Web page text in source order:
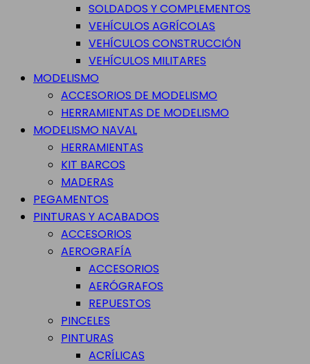
SOLDADOS Y COMPLEMENTOS
VEHÍCULOS AGRÍCOLAS
VEHÍCULOS CONSTRUCCIÓN
VEHÍCULOS MILITARES
MODELISMO
ACCESORIOS DE MODELISMO
HERRAMIENTAS DE MODELISMO
MODELISMO NAVAL
HERRAMIENTAS
KIT BARCOS
MADERAS
PEGAMENTOS
PINTURAS Y ACABADOS
ACCESORIOS
AEROGRAFÍA
ACCESORIOS
AERÓGRAFOS
REPUESTOS
PINCELES
PINTURAS
ACRÍLICAS